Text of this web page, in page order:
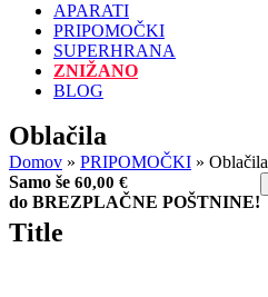
APARATI
PRIPOMOČKI
SUPERHRANA
ZNIŽANO
BLOG
Oblačila
Domov » PRIPOMOČKI » Oblačila
Samo še 60,00 €
do BREZPLAČNE POŠTNINE!
Title